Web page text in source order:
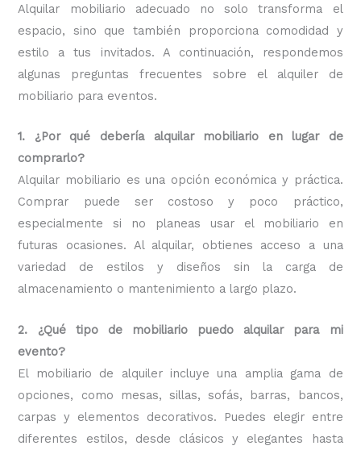
Alquilar mobiliario adecuado no solo transforma el
espacio, sino que también proporciona comodidad y
estilo a tus invitados. A continuación, respondemos
algunas preguntas frecuentes sobre el alquiler de
mobiliario para eventos.
1. ¿Por qué debería alquilar mobiliario en lugar de
comprarlo?
Alquilar mobiliario es una opción económica y práctica.
Comprar puede ser costoso y poco práctico,
especialmente si no planeas usar el mobiliario en
futuras ocasiones. Al alquilar, obtienes acceso a una
variedad de estilos y diseños sin la carga de
almacenamiento o mantenimiento a largo plazo.
2. ¿Qué tipo de mobiliario puedo alquilar para mi
evento?
El mobiliario de alquiler incluye una amplia gama de
opciones, como mesas, sillas, sofás, barras, bancos,
carpas y elementos decorativos. Puedes elegir entre
diferentes estilos, desde clásicos y elegantes hasta